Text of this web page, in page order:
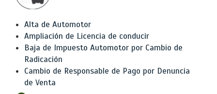
Alta de Automotor
Ampliación de Licencia de conducir
Baja de Impuesto Automotor por Cambio de
Radicación
Cambio de Responsable de Pago por Denuncia
de Venta